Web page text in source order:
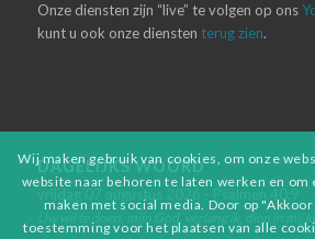
Onze diensten zijn “live” te volgen op ons
kunt u ook onze diensten terug zien.
DAGELIJKS WOORD
Wij maken gebruik van cookies, om onze
website naar behoren te laten werken en om
maken met social media. Door op
toestemming voor het plaatsen van alle